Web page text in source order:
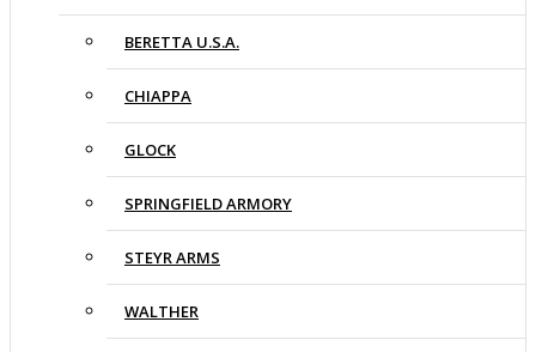
BERETTA U.S.A.
CHIAPPA
GLOCK
SPRINGFIELD ARMORY
STEYR ARMS
WALTHER